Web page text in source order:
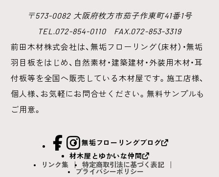
〒573-0082 大阪府枚方市茄子作東町41番1号
TEL.072-854-0110 FAX.072-853-3319
前田木材株式会社は、無垢フローリング（床材）・無垢
羽目板をはじめ、 自然素材・建築建材・外装用木材・耳
付板等を全国へ販売している木材屋です。 施工店様、
個人様、お気軽にお問合せください。無料サンプルも
ご用意。
facebook
Instagram
無垢フローリングブログ
材木屋とゆかいな仲間
リンク集
特定商取引法に基づく表記
プライバシーポリシー